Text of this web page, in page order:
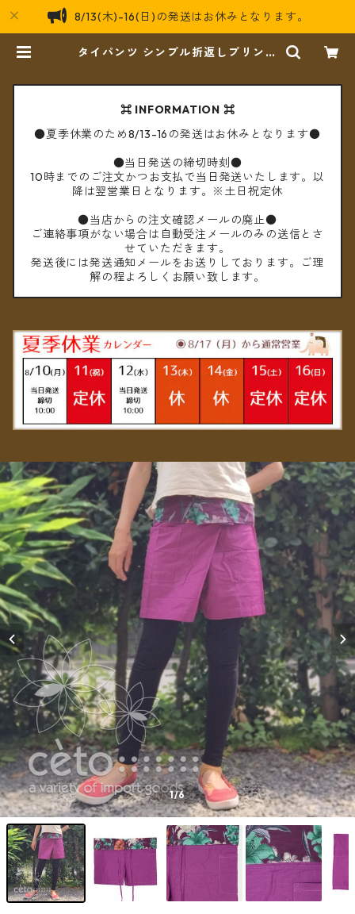
8/13(木)-16(日)の発送はお休みとなります。
タイパンツ シンプル折返しプリント
⌘ INFORMATION ⌘
●夏季休業のため8/13-16の発送はお休みとなります●
●当日発送の締切時刻●
10時までのご注文かつお支払で当日発送いたします。以
降は翌営業日となります。※土日祝定休
●当店からの注文確認メールの廃止●
ご連絡事項がない場合は自動受注メールのみの送信とさ
せていただきます。
発送後には発送通知メールをお送りしております。ご理
解の程よろしくお願い致します。
1/6